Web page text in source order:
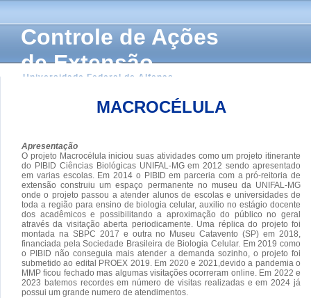
Controle de Ações
de Extensão
Universidade Federal de Alfenas
MACROCÉLULA
Apresentação
O projeto Macrocélula iniciou suas atividades como um projeto itinerante
do PIBID Ciências Biológicas UNIFAL-MG em 2012 sendo apresentado
em varias escolas. Em 2014 o PIBID em parceria com a pró-reitoria de
extensão construiu um espaço permanente no museu da UNIFAL-MG
onde o projeto passou a atender alunos de escolas e universidades de
toda a região para ensino de biologia celular, auxilio no estágio docente
dos acadêmicos e possibilitando a aproximação do público no geral
através da visitação aberta periodicamente. Uma réplica do projeto foi
montada na SBPC 2017 e outra no Museu Catavento (SP) em 2018,
financiada pela Sociedade Brasileira de Biologia Celular. Em 2019 como
o PIBID não conseguia mais atender a demanda sozinho, o projeto foi
submetido ao edital PROEX 2019. Em 2020 e 2021,devido a pandemia o
MMP ficou fechado mas algumas visitações ocorreram online. Em 2022 e
2023 batemos recordes em número de visitas realizadas e em 2024 já
possui um grande numero de atendimentos.